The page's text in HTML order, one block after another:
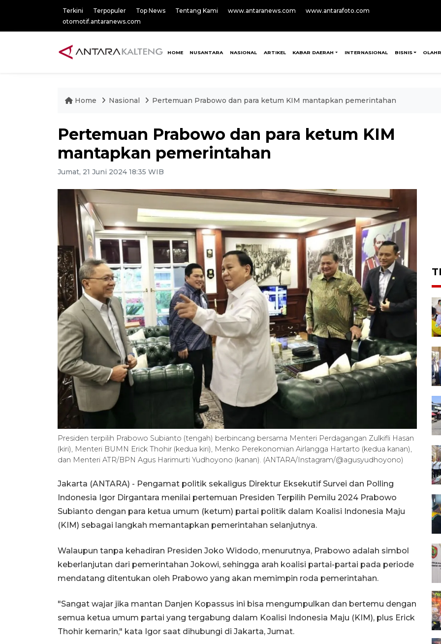
Terkini Terpopuler Top News Tentang Kami www.antaranews.com
www.antarafoto.com
otomotif.antaranews.com
HOME NUSANTARA NASIONAL ARTIKEL KABAR DAERAH INTERNASIONAL BISNIS
Home Nasional Pertemuan Prabowo dan para ketum KIM mantapkan pemerintahan
Pertemuan Prabowo dan para ketum KIM
mantapkan pemerintahan
Jumat, 21 Juni 2024 18:35 WIB
Presiden terpilih Prabowo Subianto (tengah) berbincang bersama Menteri Perdagangan Zulkifli Hasan
(kiri), Menteri BUMN Erick Thohir (kedua kiri), Menko Perekonomian Airlangga Hartarto (kedua kanan),
dan Menteri ATR/BPN Agus Harimurti Yudhoyono (kanan). (ANTARA/Instagram/@agusyudhoyono)
Jakarta (ANTARA) - Pengamat politik sekaligus Direktur Eksekutif Survei dan Polling
Indonesia Igor Dirgantara menilai pertemuan Presiden Terpilih Pemilu 2024 Prabowo
Subianto dengan para ketua umum (ketum) partai politik dalam Koalisi Indonesia Maju
(KIM) sebagai langkah memantapkan pemerintahan selanjutnya.
Walaupun tanpa kehadiran Presiden Joko Widodo, menurutnya, Prabowo adalah simbol
keberlanjutan dari pemerintahan Jokowi, sehingga arah koalisi partai-partai pada periode
mendatang ditentukan oleh Prabowo yang akan memimpin roda pemerintahan.
"Sangat wajar jika mantan Danjen Kopassus ini bisa mengumpulkan dan bertemu dengan
semua ketua umum partai yang tergabung dalam Koalisi Indonesia Maju (KIM), plus Erick
Thohir kemarin," kata Igor saat dihubungi di Jakarta, Jumat.